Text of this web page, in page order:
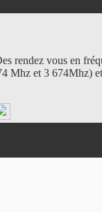
rendez vous en
Mhz et 3 674Mhz)